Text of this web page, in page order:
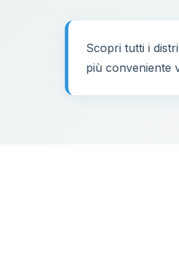
Scopri tutti i
più conveniente